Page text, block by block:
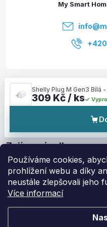
Používáme cookies,
prohlížení webu a díky
neustále zlepšovali jeho
Více informací
Služby
Zajímavé odkazy
My Smart
info@
309 Kč / ks